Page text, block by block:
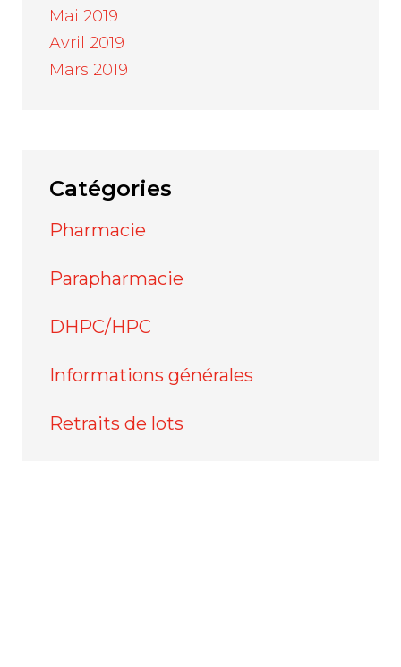
Mai 2019
Avril 2019
Mars 2019
Catégories
Pharmacie
Parapharmacie
DHPC/HPC
Informations générales
Retraits de lots